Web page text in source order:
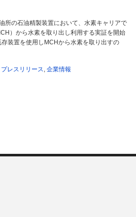
所の石油精製装置において、水素キャリアで
）から水素を取り出し利用する実証を開始
装置を使用しMCHから水素を取り出すの
プレスリリース 企業情報